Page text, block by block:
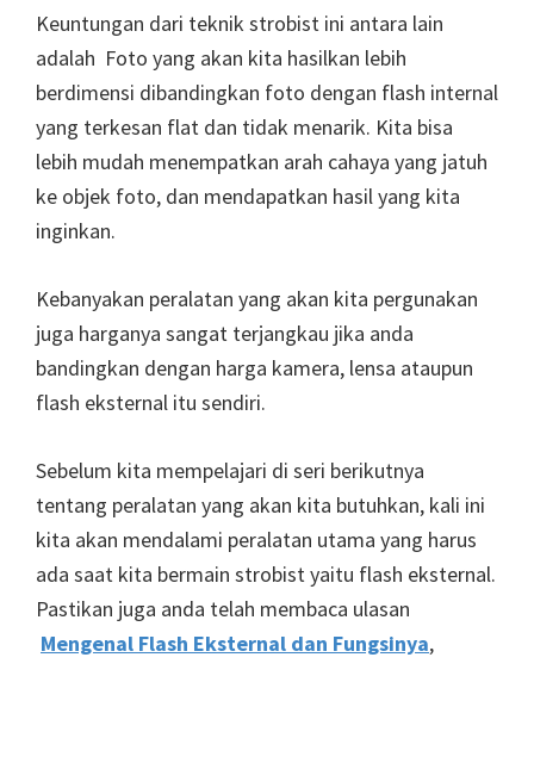
Keuntungan dari teknik strobist ini antara lain
adalah Foto yang akan kita hasilkan lebih
berdimensi dibandingkan foto dengan flash internal
yang terkesan flat dan tidak menarik. Kita bisa
lebih mudah menempatkan arah cahaya yang jatuh
ke objek foto, dan mendapatkan hasil yang kita
inginkan.
Kebanyakan peralatan yang akan kita pergunakan
juga harganya sangat terjangkau jika anda
bandingkan dengan harga kamera, lensa ataupun
flash eksternal itu sendiri.
Sebelum kita mempelajari di seri berikutnya
tentang peralatan yang akan kita butuhkan, kali ini
kita akan mendalami peralatan utama yang harus
ada saat kita bermain strobist yaitu flash eksternal.
Pastikan juga anda telah membaca ulasan
Mengenal Flash Eksternal dan Fungsinya,